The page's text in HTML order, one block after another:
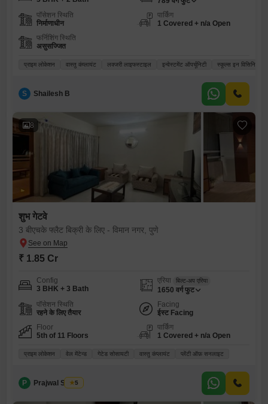
पॉसेशन स्थिति
निर्माणाधीन
पार्किंग
1 Covered + n/a Open
फर्निशिंग स्थिति
असुसज्जित
प्राइम लोकेशन वास्तु कंप्लायंट लक्जरी लाइफस्टाइल इन्वेस्टमेंट ऑपर्चूनिटी स्कूल्स इन विसिनिटी
S Shailesh B
8
शुभ गेटवे
3 बीएचके फ्लैट बिक्री के लिए - विमान नगर, पुणे
₹ 1.85 Cr
Config
3 BHK + 3 Bath
एरिया बिल्ट-अप एरिया
1650 वर्ग फुट
पॉसेशन स्थिति
रहने के लिए तैयार
Facing
ईस्ट Facing
Floor
5th of 11 Floors
पार्किंग
1 Covered + n/a Open
प्राइम लोकेशन वेल मेंटेन्ड गेटेड सोसायटी वास्तु कंप्लायंट प्लेंटी ऑफ़ सनलाइट
P Prajwal Shinde
5